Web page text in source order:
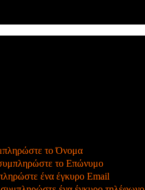
το Όνομα
το Επώνυμο
ένα έγκυρο Email